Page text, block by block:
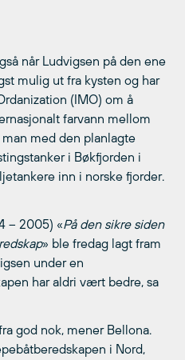
når Ludvigsen på den ene
mulig ut fra kysten og har
(IMO) om å
farvann mellom
med den planlagte
i Bøkfjorden i
inn i norske fjorder.
– 2005) «På den sikre siden
» ble fredag lagt fram
under en
har aldri vært bedre, sa
god nok, mener Bellona.
i Nord,